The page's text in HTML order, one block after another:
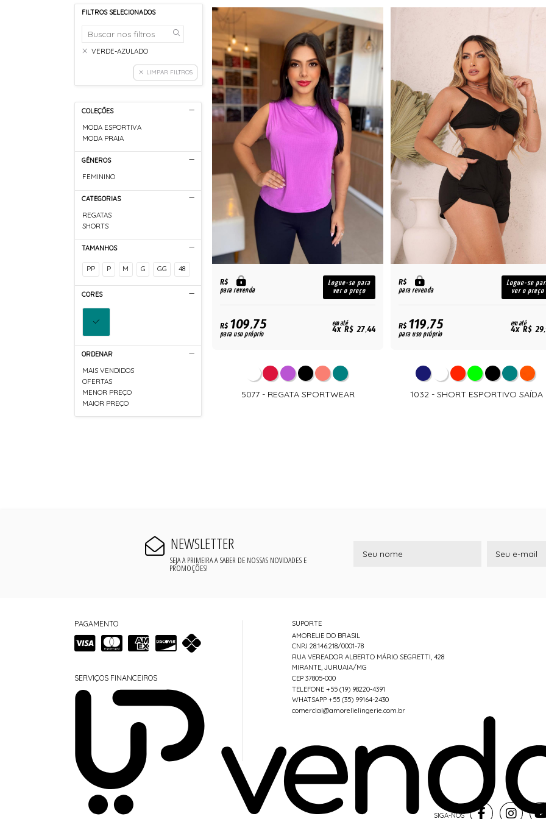
FILTROS SELECIONADOS
VERDE-AZULADO
LIMPAR FILTROS
COLEÇÕES
MODA ESPORTIVA
MODA PRAIA
GÊNEROS
FEMININO
CATEGORIAS
REGATAS
SHORTS
TAMANHOS
PP P M G GG 48
CORES
ORDENAR
MAIS VENDIDOS
OFERTAS
MENOR PREÇO
MAIOR PREÇO
R$
para revenda
Logue-se para
ver o preço
R$109,75
para uso próprio
em até
4x R$ 27,44
5077 - REGATA SPORTWEAR
R$
para revenda
Logue-se
ver o preço
R$119,75
para uso próprio
em até
4x R$
1032 - SHORT ESPORTIVO SAÍDA
NEWSLETTER
SEJA A PRIMEIRA A SABER DE NOSSAS NOVIDADES E
PROMOÇÕES!
PAGAMENTO
SERVIÇOS FINANCEIROS
SUPORTE
AMORELIE DO BRASIL
CNPJ 28.146.218/0001-78
RUA VEREADOR ALBERTO MÁRIO SEGRETTI, 428
MIRANTE, JURUAIA/MG
CEP 37805-000
TELEFONE +55 (19) 98220-4391
WHATSAPP +55 (35) 99164-2430
comercial@amorelielingerie.com.br